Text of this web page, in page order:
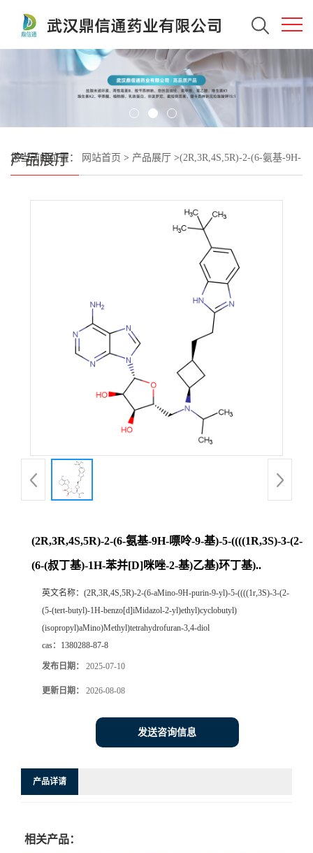
产品展厅
您当前的位置： 网站首页 > 产品展厅 >(2R,3R,4S,5R)-2-(6-氨基-9H-
(2R,3R,4S,5R)-2-(6-氨基-9H-嘌呤-9-基)-5-((((1R,3S)-3-(2-
(6-(叔丁基)-1H-苯并[D]咪唑-2-基)乙基)环丁基)..
英文名称： (2R,3R,4S,5R)-2-(6-aMino-9H-purin-9-yl)-5-((((1r,3S)-3-(2-
(5-(tert-butyl)-1H-benzo[d]iMidazol-2-yl)ethyl)cyclobutyl)
(isopropyl)aMino)Methyl)tetrahydrofuran-3,4-diol
cas： 1380288-87-8
发布日期： 2025-07-10
更新日期： 2026-08-08
发送咨询信息
产品详请
相关产品：